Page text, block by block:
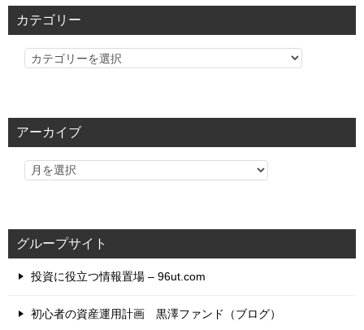
カテゴリー
カ
リ
アーカイブ
グループサイト
投資に役立つ情報置場 – 96ut.com
初心者の資産運用計画 黒澤ファンド（ブログ）